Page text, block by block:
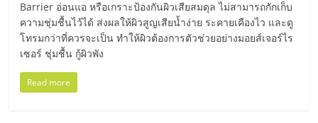
SMEs,
แฟ
รน
Barrier อ่อนแอ หรือเกราะป้องกันผิวเสียสมดุล ไม่สามารถกักเก็บ
ความชุ่มชื้นไว้ได้ ส่งผลให้ผิวสูญเสียน้ำง่าย ระคายเคืองไว และดู
โทรมกว่าที่ควรจะเป็น ทำให้ผิวต้องการตัวช่วยอย่างมอยส์เจอร์ไร
เซอร์ ชุ่มชื้น กู้ผิวพัง
Read more